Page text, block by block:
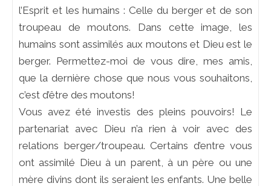
l’Esprit et les humains : Celle du berger et de son
troupeau de moutons. Dans cette image, les
humains sont assimilés aux moutons et Dieu est le
berger. Permettez-moi de vous dire, mes amis,
que la dernière chose que nous vous souhaitons,
c’est d’être des moutons!
Vous avez été investis des pleins pouvoirs! Le
partenariat avec Dieu n’a rien à voir avec des
relations berger/troupeau. Certains d’entre vous
ont assimilé Dieu à un parent, à un père ou une
mère divins dont ils seraient les enfants. Une belle